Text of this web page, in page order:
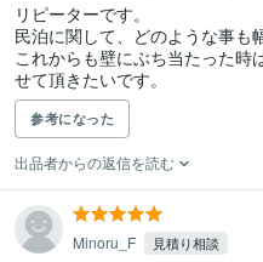
リピーターです。
民泊に関して、どのような事も
これからも壁にぶち当たった時
参考になった
出品者からの返信を読む
Minoru_F 見積り相談